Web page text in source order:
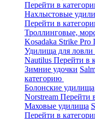
Перейти в
Нахлыстовые
Перейти в
Троллинговые,
Kosadaka Strike Pro
Удилища для ловли
Nautilus Перейти в
Зимние удочки
категорию
Болонские удилища
Norstream Перейти
Маховые удилища
Перейти в